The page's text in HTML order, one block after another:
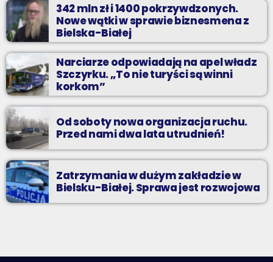
342 mln zł i 1400 pokrzywdzonych.
Nowe wątki w sprawie biznesmena z
Bielska-Białej
Narciarze odpowiadają na apel władz
Szczyrku. „To nie turyści są winni
korkom”
Od soboty nowa organizacja ruchu.
Przed nami dwa lata utrudnień!
Zatrzymania w dużym zakładzie w
Bielsku-Białej. Sprawa jest rozwojowa